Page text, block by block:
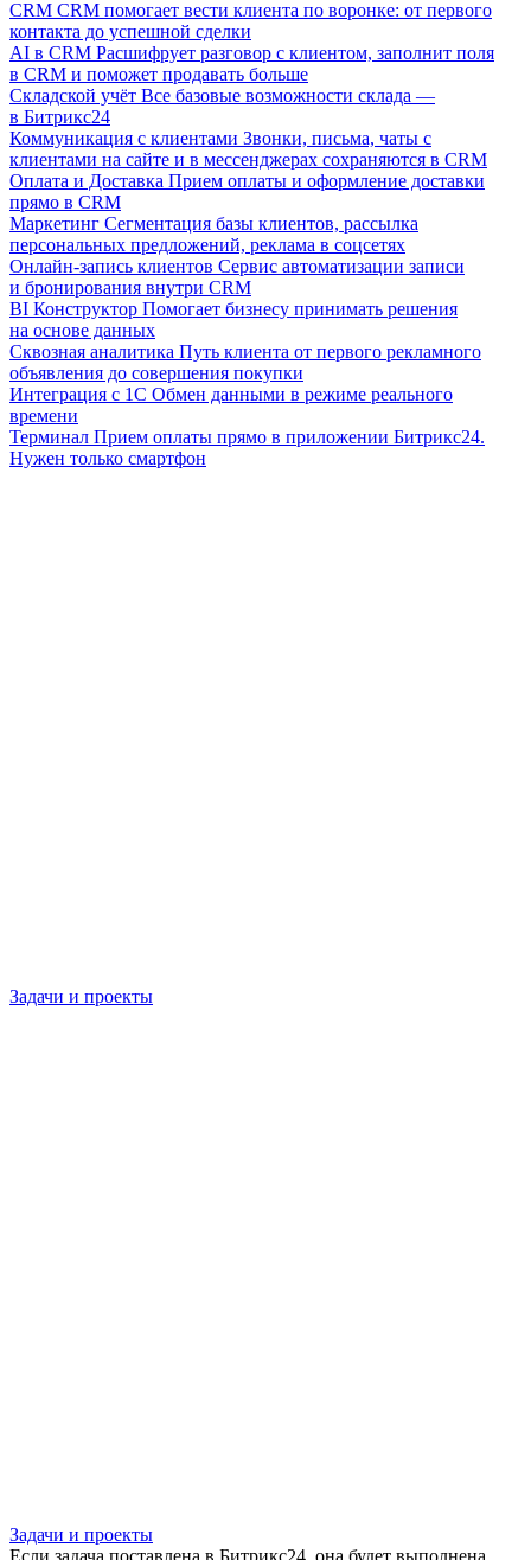
CRM CRM помогает вести клиента по воронке: от первого
контакта до успешной сделки
AI в CRM Расшифрует разговор с клиентом, заполнит поля
в CRM и поможет продавать больше
Складской учёт Все базовые возможности склада —
в Битрикс24
Коммуникация с клиентами Звонки, письма, чаты с
клиентами на сайте и в мессенджерах сохраняются в CRM
Оплата и Доставка Прием оплаты и оформление доставки
прямо в CRM
Маркетинг Сегментация базы клиентов, рассылка
персональных предложений, реклама в соцсетях
Онлайн-запись клиентов Сервис автоматизации записи
и бронирования внутри CRM
BI Конструктор Помогает бизнесу принимать решения
на основе данных
Сквозная аналитика Путь клиента от первого рекламного
объявления до совершения покупки
Интеграция с 1С Обмен данными в режиме реального
времени
Терминал Прием оплаты прямо в приложении Битрикс24.
Нужен только смартфон
Задачи и проекты
Задачи и проекты
Если задача поставлена в Битрикс24, она будет выполнена